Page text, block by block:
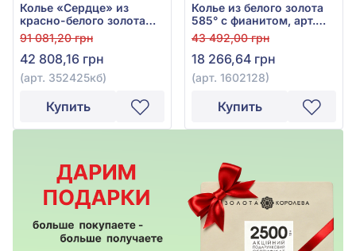
Колье «Сердце» из
красно-белого золота
585° с фианитом, арт.
352425кб
91 081,20 грн
42 808,16 грн
(арт. 352425кб)
Купить
Колье из белого золота
585° с фианитом, арт.
1602128
43 492,00 грн
18 266,64 грн
(арт. 1602128)
Купить